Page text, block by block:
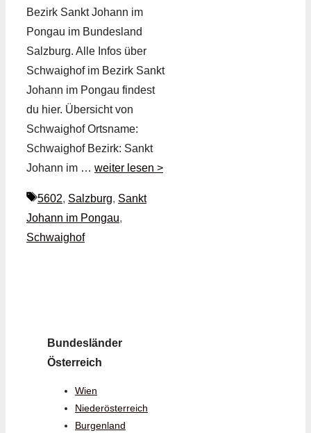
Bezirk Sankt Johann im
Pongau im Bundesland
Salzburg. Alle Infos über
Schwaighof im Bezirk Sankt
Johann im Pongau findest
du hier. Übersicht von
Schwaighof Ortsname:
Schwaighof Bezirk: Sankt
Johann im … weiter lesen >
Schlagwörter
5602, Salzburg, Sankt
Johann im Pongau,
Schwaighof
Bundesländer
Österreich
Wien
Niederösterreich
Burgenland